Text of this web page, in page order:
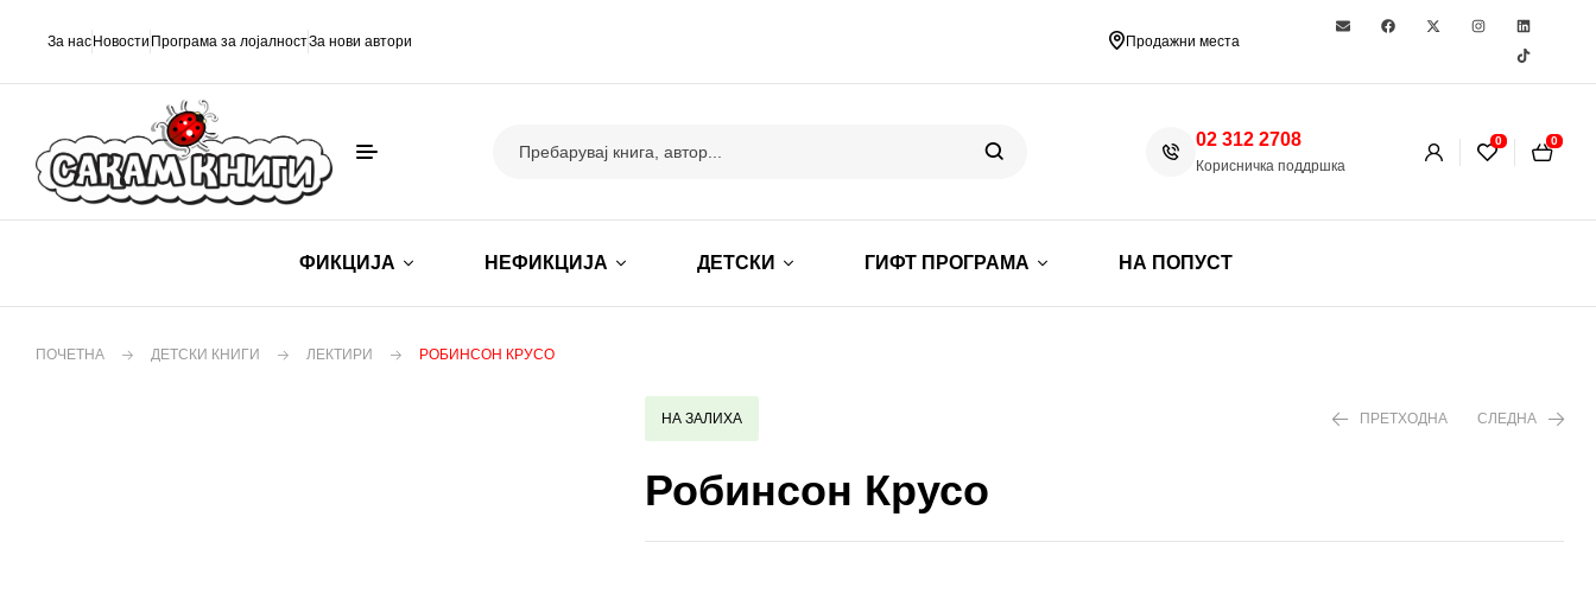
За нас Новости Програма за лојалностЗа нови автори Продажни места
02 312 2708
Корисничка поддршка
0 0
ФИКЦИЈА НЕФИКЦИЈА ДЕТСКИ ГИФТ ПРОГРАМА НА ПОПУСТ
ПОЧЕТНА ДЕТСКИ КНИГИ ЛЕКТИРИ РОБИНСОН КРУСО
НА ЗАЛИХА ПРЕТХОДНА СЛЕДНА
Робинсон Крусо